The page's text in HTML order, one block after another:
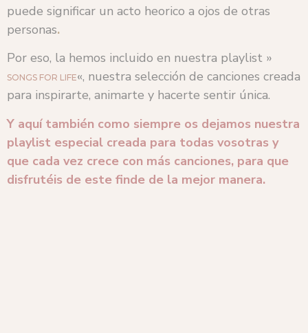
puede significar un acto heorico a ojos de otras
personas.
Por eso, la hemos incluido en nuestra playlist »
SONGS FOR LIFE«, nuestra selección de canciones creada
para inspirarte, animarte y hacerte sentir única.
Y aquí también como siempre os dejamos nuestra
playlist especial creada para todas vosotras y
que cada vez crece con más canciones, para que
disfrutéis de este finde de la mejor manera.